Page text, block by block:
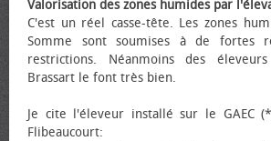
Valorisation des zones humides par
C'est un réel casse-tête. Les zones
Somme sont soumises à de fortes
restrictions. Néanmoins des
Brassart le font très bien.
Je cite l'éleveur installé sur le GAEC
Flibeaucourt: